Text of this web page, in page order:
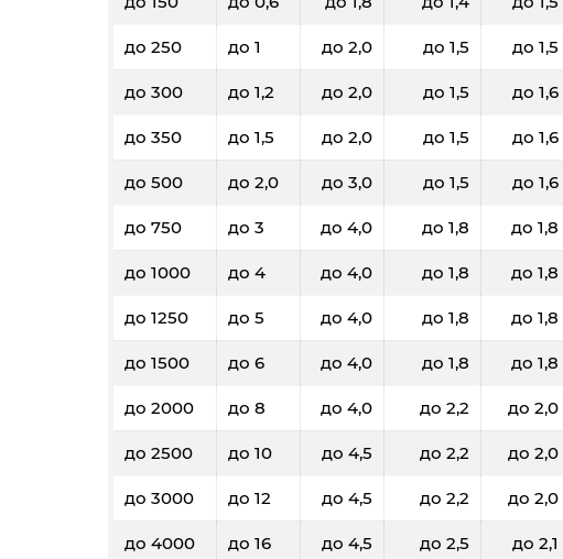
до 250 до 1 до 2,0 до 1,5 до 1,5
до 300 до 1,2 до 2,0 до 1,5 до 1,6
до 350 до 1,5 до 2,0 до 1,5 до 1,6
до 500 до 2,0 до 3,0 до 1,5 до 1,6
до 750 до 3 до 4,0 до 1,8 до 1,8
до 1000 до 4 до 4,0 до 1,8 до 1,8
до 1250 до 5 до 4,0 до 1,8 до 1,8
до 1500 до 6 до 4,0 до 1,8 до 1,8
до 2000 до 8 до 4,0 до 2,2 до 2,0
до 2500 до 10 до 4,5 до 2,2 до 2,0
до 3000 до 12 до 4,5 до 2,2 до 2,0
до 4000 до 16 до 4,5 до 2,5 до 2,1